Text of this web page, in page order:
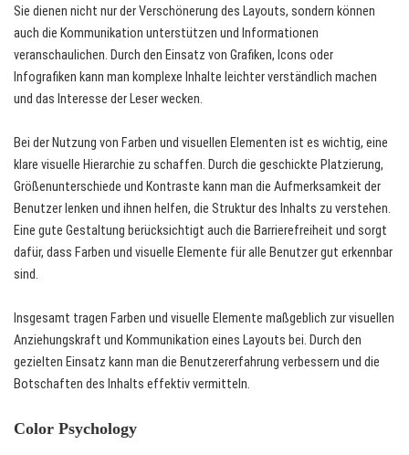
Sie dienen nicht nur der Verschönerung des Layouts, sondern können
auch die Kommunikation unterstützen und Informationen
veranschaulichen. Durch den Einsatz von Grafiken, Icons oder
Infografiken kann man komplexe Inhalte leichter verständlich machen
und das Interesse der Leser wecken.
Bei der Nutzung von Farben und visuellen Elementen ist es wichtig, eine
klare visuelle Hierarchie zu schaffen. Durch die geschickte Platzierung,
Größenunterschiede und Kontraste kann man die Aufmerksamkeit der
Benutzer lenken und ihnen helfen, die Struktur des Inhalts zu verstehen.
Eine gute Gestaltung berücksichtigt auch die Barrierefreiheit und sorgt
dafür, dass Farben und visuelle Elemente für alle Benutzer gut erkennbar
sind.
Insgesamt tragen Farben und visuelle Elemente maßgeblich zur visuellen
Anziehungskraft und Kommunikation eines Layouts bei. Durch den
gezielten Einsatz kann man die Benutzererfahrung verbessern und die
Botschaften des Inhalts effektiv vermitteln.
Color Psychology